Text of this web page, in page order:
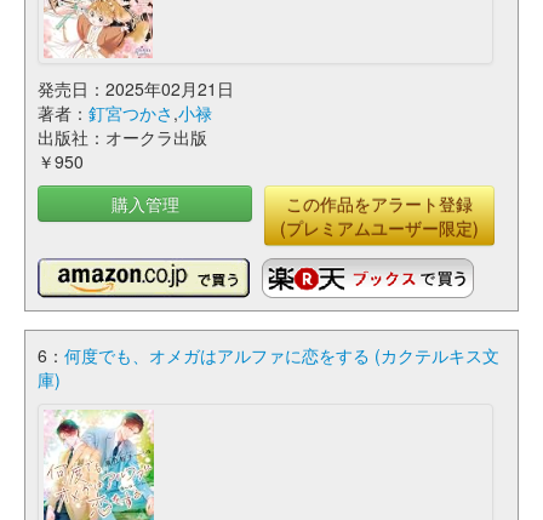
発売日：2025年02月21日
著者： 釘宮つかさ ,小禄
出版社：オークラ出版
￥950
購入管理
この作品をアラート登録
(プレミアムユーザー限定)
6： 何度でも、オメガはアルファに恋をする (カクテルキス文
庫)